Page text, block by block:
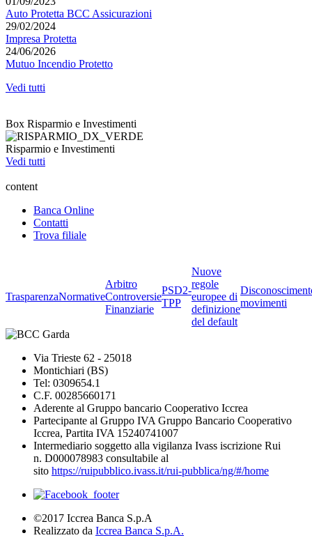
Auto Protetta BCC Assicurazioni
29/02/2024
Impresa Protetta
24/06/2026
Mutuo Incendio Protetto
Vedi tutti
Box Risparmio e Investimenti
Risparmio e Investimenti
Vedi tutti
content
Banca Online
Contatti
Trova filiale
TrasparenzaNormative
Arbitro
Controversie
Finanziarie
PSD2-
TPP
Nuove
regole
europee di
definizione
del default
movimenti
Via Trieste 62 - 25018
Montichiari (BS)
Tel: 0309654.1
C.F. 00285660171
Aderente al Gruppo bancario Cooperativo Iccrea
Partecipante al Gruppo IVA Gruppo Bancario Cooperativo
Iccrea, Partita IVA 15240741007
Intermediario soggetto alla vigilanza Ivass iscrizione Rui
n. D000078983 consultabile al
sito https://ruipubblico.ivass.it/rui-pubblica/ng/#/home
©2017 Iccrea Banca S.p.A
Realizzato da Iccrea Banca S.p.A.